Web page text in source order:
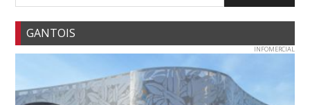
GANTOIS
INFOMERCIAL